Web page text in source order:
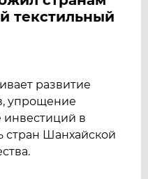
текстильный
развитие
упрощение
инвестиций в
Шанхайской